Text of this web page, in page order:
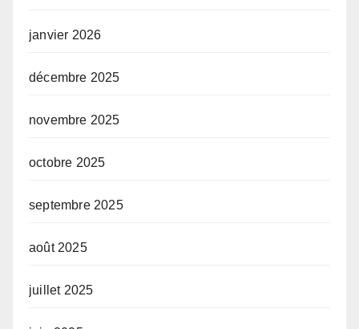
janvier 2026
décembre 2025
novembre 2025
octobre 2025
septembre 2025
août 2025
juillet 2025